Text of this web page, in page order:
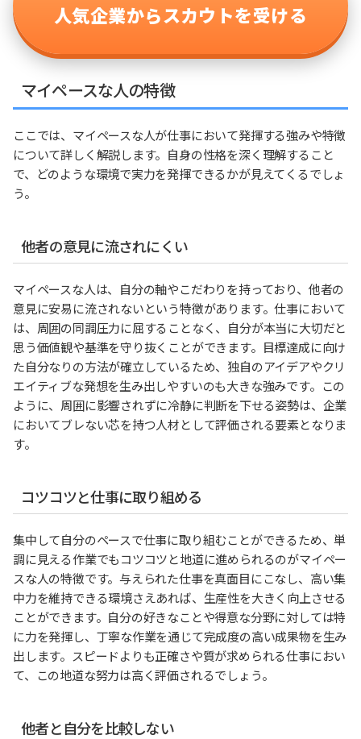
人気企業からスカウトを受ける
マイペースな人の特徴
ここでは、マイペースな人が仕事において発揮する強みや特徴
について詳しく解説します。自身の性格を深く理解すること
で、どのような環境で実力を発揮できるかが見えてくるでしょ
う。
他者の意見に流されにくい
マイペースな人は、自分の軸やこだわりを持っており、他者の
意見に安易に流されないという特徴があります。仕事において
は、周囲の同調圧力に屈することなく、自分が本当に大切だと
思う価値観や基準を守り抜くことができます。目標達成に向け
た自分なりの方法が確立しているため、独自のアイデアやクリ
エイティブな発想を生み出しやすいのも大きな強みです。この
ように、周囲に影響されずに冷静に判断を下せる姿勢は、企業
においてブレない芯を持つ人材として評価される要素となりま
す。
コツコツと仕事に取り組める
集中して自分のペースで仕事に取り組むことができるため、単
調に見える作業でもコツコツと地道に進められるのがマイペー
スな人の特徴です。与えられた仕事を真面目にこなし、高い集
中力を維持できる環境さえあれば、生産性を大きく向上させる
ことができます。自分の好きなことや得意な分野に対しては特
に力を発揮し、丁寧な作業を通じて完成度の高い成果物を生み
出します。スピードよりも正確さや質が求められる仕事におい
て、この地道な努力は高く評価されるでしょう。
他者と自分を比較しない